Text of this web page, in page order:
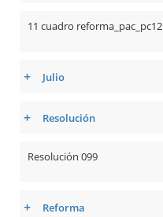
11 cuadro reforma_pac_pc12
+ Julio
+ Resolución
Resolución 099
+ Reforma